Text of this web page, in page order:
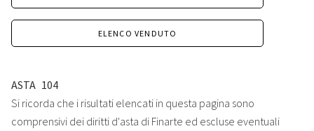
ELENCO VENDUTO
ASTA 104
Si ricorda che i risultati elencati in questa pagina sono
comprensivi dei diritti d'asta di Finarte ed escluse eventuali